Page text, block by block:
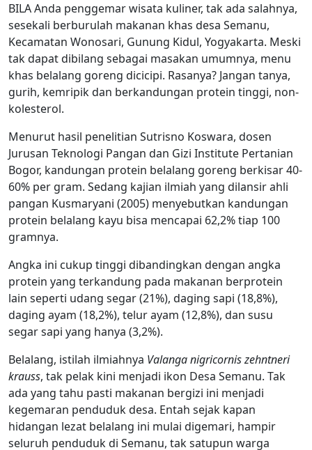
BILA Anda penggemar wisata kuliner, tak ada salahnya,
sesekali berburulah makanan khas desa Semanu,
Kecamatan Wonosari, Gunung Kidul, Yogyakarta. Meski
tak dapat dibilang sebagai masakan umumnya, menu
khas belalang goreng dicicipi. Rasanya? Jangan tanya,
gurih, kemripik dan berkandungan protein tinggi, non-
kolesterol.
Menurut hasil penelitian Sutrisno Koswara, dosen
Jurusan Teknologi Pangan dan Gizi Institute Pertanian
Bogor, kandungan protein belalang goreng berkisar 40-
60% per gram. Sedang kajian ilmiah yang dilansir ahli
pangan Kusmaryani (2005) menyebutkan kandungan
protein belalang kayu bisa mencapai 62,2% tiap 100
gramnya.
Angka ini cukup tinggi dibandingkan dengan angka
protein yang terkandung pada makanan berprotein
lain seperti udang segar (21%), daging sapi (18,8%),
daging ayam (18,2%), telur ayam (12,8%), dan susu
segar sapi yang hanya (3,2%).
Belalang, istilah ilmiahnya Valanga nigricornis zehntneri
krauss, tak pelak kini menjadi ikon Desa Semanu. Tak
ada yang tahu pasti makanan bergizi ini menjadi
kegemaran penduduk desa. Entah sejak kapan
hidangan lezat belalang ini mulai digemari, hampir
seluruh penduduk di Semanu, tak satupun warga